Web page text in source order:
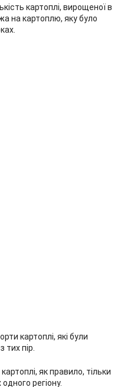
картоплі, вирощеної в
на картоплю, яку було
картоплі, які були
тих пір.
як правило, тільки
регіону.